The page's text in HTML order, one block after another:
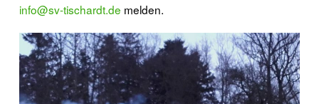
info@sv-tischardt.de melden.